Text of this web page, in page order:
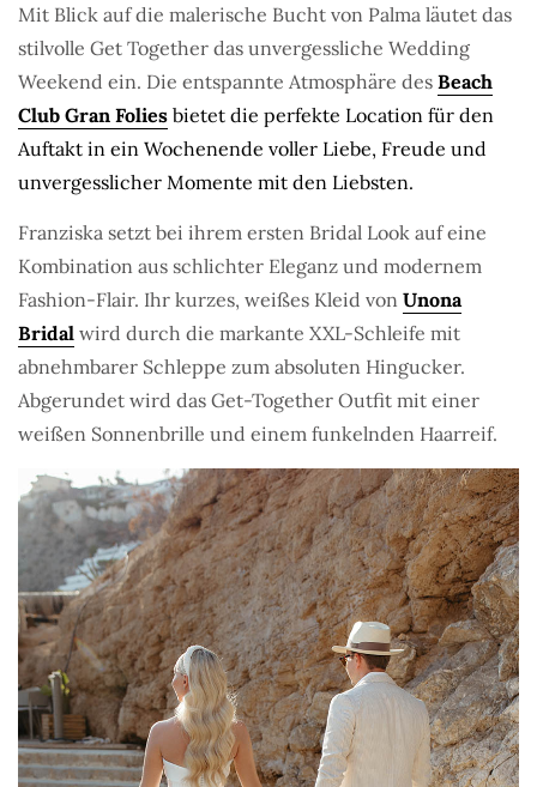
Mit Blick auf die malerische Bucht von Palma läutet das
stilvolle Get Together das unvergessliche Wedding
Weekend ein. Die entspannte Atmosphäre des Beach
Club Gran Folies bietet die perfekte Location für den
Auftakt in ein Wochenende voller Liebe, Freude und
unvergesslicher Momente mit den Liebsten.
Franziska setzt bei ihrem ersten Bridal Look auf eine
Kombination aus schlichter Eleganz und modernem
Fashion-Flair. Ihr kurzes, weißes Kleid von Unona
Bridal wird durch die markante XXL-Schleife mit
abnehmbarer Schleppe zum absoluten Hingucker.
Abgerundet wird das Get-Together Outfit mit einer
weißen Sonnenbrille und einem funkelnden Haarreif.